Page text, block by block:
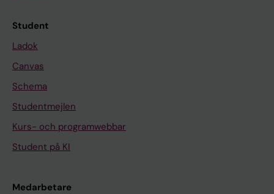
Student
Ladok
Canvas
Schema
Studentmejlen
Kurs- och programwebbar
Student på KI
Medarbetare